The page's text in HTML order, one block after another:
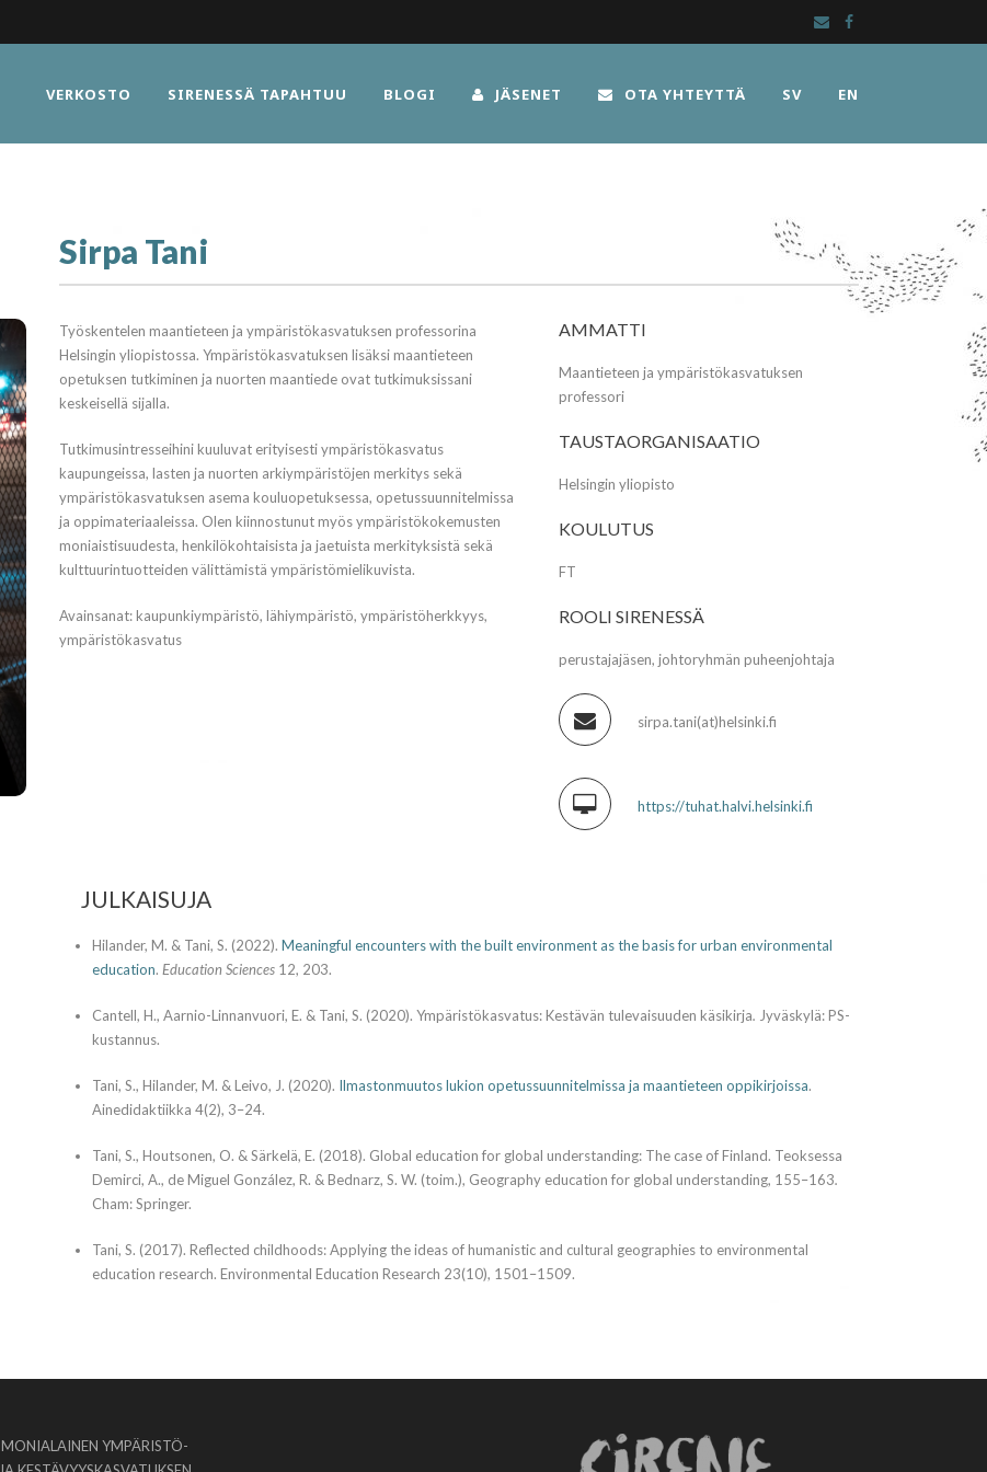
VERKOSTO SIRENESSÄ TAPAHTUU BLOGI JÄSENET OTA YHTEYTTÄ SV EN
Sirpa Tani
Työskentelen maantieteen ja ympäristökasvatuksen professorina
Helsingin yliopistossa. Ympäristökasvatuksen lisäksi maantieteen
opetuksen tutkiminen ja nuorten maantiede ovat tutkimuksissani
keskeisellä sijalla.
Tutkimusintresseihini kuuluvat erityisesti ympäristökasvatus
kaupungeissa, lasten ja nuorten arkiympäristöjen merkitys sekä
ympäristökasvatuksen asema kouluopetuksessa, opetussuunnitelmissa
ja oppimateriaaleissa. Olen kiinnostunut myös ympäristökokemusten
moniaistisuudesta, henkilökohtaisista ja jaetuista merkityksistä sekä
kulttuurintuotteiden välittämistä ympäristömielikuvista.
Avainsanat: kaupunkiympäristö, lähiympäristö, ympäristöherkkyys,
ympäristökasvatus
AMMATTI
Maantieteen ja ympäristökasvatuksen
professori
TAUSTAORGANISAATIO
Helsingin yliopisto
KOULUTUS
FT
ROOLI SIRENESSÄ
perustajajäsen, johtoryhmän puheenjohtaja
sirpa.tani(at)helsinki.fi
https://tuhat.halvi.helsinki.fi
JULKAISUJA
Hilander, M. & Tani, S. (2022). Meaningful encounters with the built environment as the basis for urban environmental
education. Education Sciences 12, 203.
Cantell, H., Aarnio-Linnanvuori, E. & Tani, S. (2020). Ympäristökasvatus: Kestävän tulevaisuuden käsikirja. Jyväskylä: PS-
kustannus.
Tani, S., Hilander, M. & Leivo, J. (2020). Ilmastonmuutos lukion opetussuunnitelmissa ja maantieteen oppikirjoissa.
Ainedidaktiikka 4(2), 3–24.
Tani, S., Houtsonen, O. & Särkelä, E. (2018). Global education for global understanding: The case of Finland. Teoksessa
Demirci, A., de Miguel González, R. & Bednarz, S. W. (toim.), Geography education for global understanding, 155–163.
Cham: Springer.
Tani, S. (2017). Reflected childhoods: Applying the ideas of humanistic and cultural geographies to environmental
education research. Environmental Education Research 23(10), 1501–1509.
MONIALAINEN YMPÄRISTÖ-